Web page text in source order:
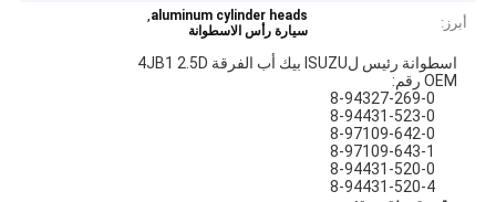
أبرز:
aluminum cylinder heads
,
سيارة رأس الاسطوانة
اسطوانة رئيس لISUZU بيك أب الفرقة 4JB1 2.5D
OEM رقم:
8-94327-269-0
8-94431-523-0
8-97109-642-0
8-97109-643-1
8-94431-520-0
8-94431-520-4